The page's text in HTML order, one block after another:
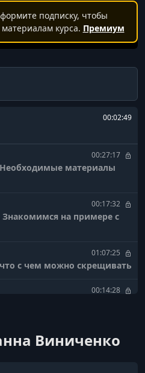
подписку, чтобы
курса. Премиум
00:02:49
00:27:17
Необходимые материалы
00:17:32
на примере с
01:07:25
с чем можно скрещивать
00:14:28
Виниченко